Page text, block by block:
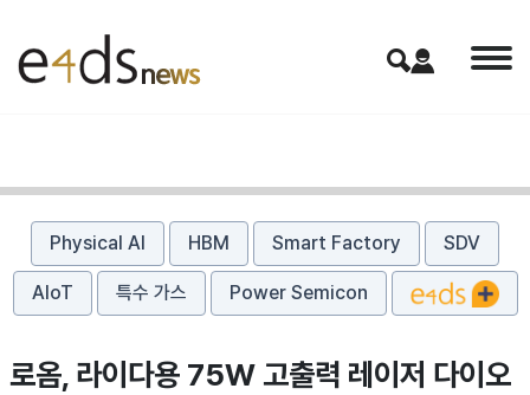
Physical AI HBM Smart Factory SDV
AIoT 특수 가스 Power Semicon
로옴, 라이다용 75W 고출력 레이저 다이오